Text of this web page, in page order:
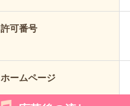
許可番号
ホームページ